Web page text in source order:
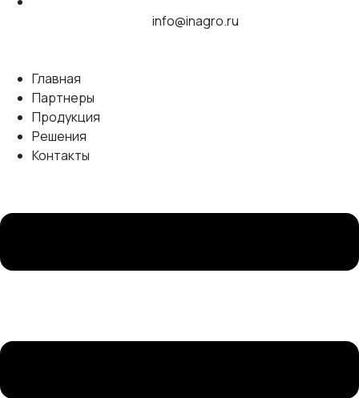
info@inagro.ru
Главная
Партнеры
Продукция
Решения
Контакты